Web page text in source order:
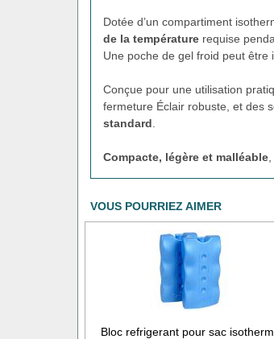
Dotée d’un compartiment
de la température requise
Une poche de gel froid peut être
Conçue pour une utilisation
fermeture Éclair robuste, et des
standard
Compacte, légère et malléable
VOUS POURRIEZ AIMER
Bloc refrigerant pour sac